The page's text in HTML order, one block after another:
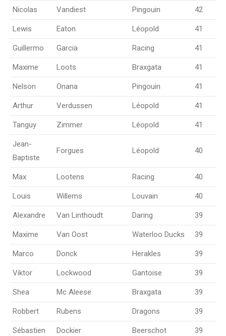
Nicolas Vandiest Pingouin 42
Lewis Eaton Léopold 41
Guillermo Garcia Racing 41
Maxime Loots Braxgata 41
Nelson Onana Pingouin 41
Arthur Verdussen Léopold 41
Tanguy Zimmer Léopold 41
Jean-
Baptiste
Forgues Léopold 40
Max Lootens Racing 40
Louis Willems Louvain 40
Alexandre Van Linthoudt Daring 39
Maxime Van Oost Waterloo Ducks 39
Marco Donck Herakles 39
Viktor Lockwood Gantoise 39
Shea Mc Aleese Braxgata 39
Robbert Rubens Dragons 39
Sébastien Dockier Beerschot 39